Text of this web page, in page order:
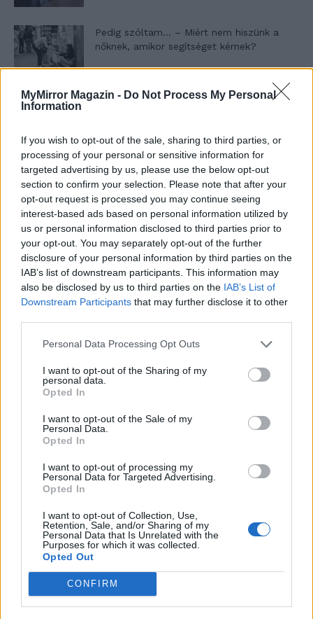
MyMirror Magazin - Do Not Process My Personal
Information
If you wish to opt-out of the sale, sharing to third parties, or
processing of your personal or sensitive information for
targeted advertising by us, please use the below opt-out
section to confirm your selection. Please note that after your
opt-out request is processed you may continue seeing
interest-based ads based on personal information utilized by
us or personal information disclosed to third parties prior to
your opt-out. You may separately opt-out of the further
disclosure of your personal information by third parties on the
IAB’s list of downstream participants. This information may
also be disclosed by us to third parties on the IAB’s List of
Downstream Participants that may further disclose it to other
Personal Data Processing Opt Outs
I want to opt-out of the Sharing of my
personal data.
Opted In
I want to opt-out of the Sale of my
Personal Data.
Opted In
I want to opt-out of processing my
Personal Data for Targeted Advertising.
Opted In
I want to opt-out of Collection, Use,
Retention, Sale, and/or Sharing of my
Personal Data that Is Unrelated with the
Purposes for which it was collected.
Opted Out
CONFIRM
Pedig szóltam… – Miért nem hiszünk a
nőknek, amikor segítséget kérnek?
A legidegesítőbb kifejezések laza
Elyna Robbs: Adéle és az örökölt árnyak
13. rész
Woody Allen megosztó zsenialitása
A világ legismertebb ruhái
Nyár, nevetés, anekdoták
Panna és a szép szerelmek mítosza 3.
kihívásaihoz?
Altatógázos rablások Olaszországban